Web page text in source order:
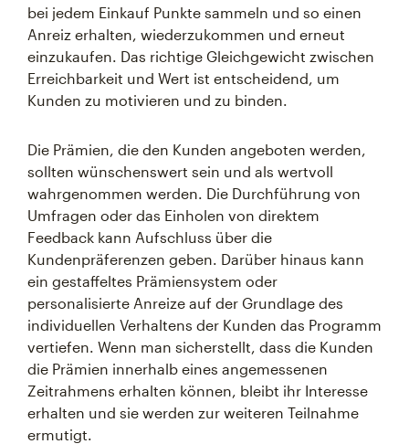
bei jedem Einkauf Punkte sammeln und so einen
Anreiz erhalten, wiederzukommen und erneut
einzukaufen. Das richtige Gleichgewicht zwischen
Erreichbarkeit und Wert ist entscheidend, um
Kunden zu motivieren und zu binden.
Die Prämien, die den Kunden angeboten werden,
sollten wünschenswert sein und als wertvoll
wahrgenommen werden. Die Durchführung von
Umfragen oder das Einholen von direktem
Feedback kann Aufschluss über die
Kundenpräferenzen geben. Darüber hinaus kann
ein gestaffeltes Prämiensystem oder
personalisierte Anreize auf der Grundlage des
individuellen Verhaltens der Kunden das Programm
vertiefen. Wenn man sicherstellt, dass die Kunden
die Prämien innerhalb eines angemessenen
Zeitrahmens erhalten können, bleibt ihr Interesse
erhalten und sie werden zur weiteren Teilnahme
ermutigt.